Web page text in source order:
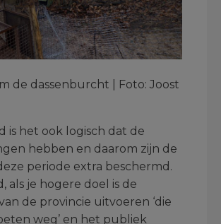
de dassenburcht | Foto: Joost
is het ook logisch dat de
hebben en daarom zijn de
periode extra beschermd.
als je hogere doel is de
de provincie uitvoeren ‘die
weg’ en het publiek